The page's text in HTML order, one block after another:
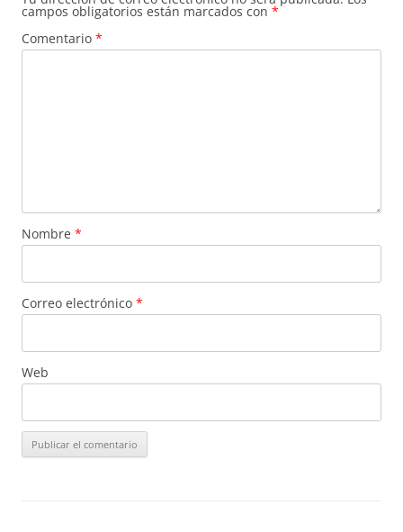
campos obligatorios están marcados con *
Comentario *
Nombre *
Correo electrónico *
Web